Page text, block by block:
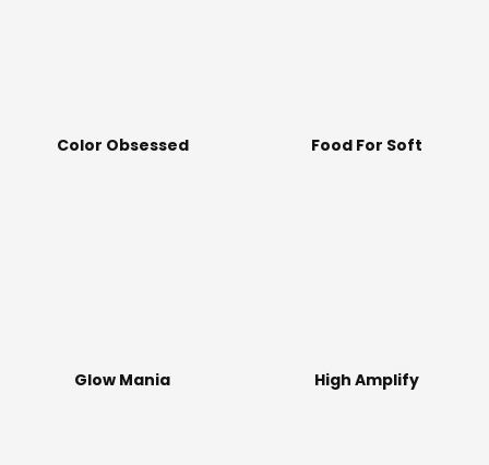
Color Obsessed Food For Soft
Glow Mania High Amplify